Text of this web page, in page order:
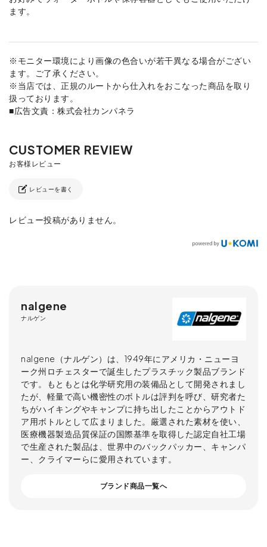
ます。
※モニター環境により画像の色合いが若干異なる場合がござい
ます。ご了承ください。
※当店では、正規のルートから仕入れをおこなった商品を取り
扱っております。
■広告文責：株式会社カンパネラ
レビューを書く
レビュー投稿がありません。
nalgene
ナルゲン
nalgene（ナルゲン）は、1949年にアメリカ・ニューヨ
ーク州ロチェスターで誕生したプラスチック製品ブランド
です。もともとは化学研究用の装備品として開発されまし
たが、軽量で高い機密性のボトルは評判を呼び、研究者た
ちがハイキングやキャンプに持ち出したことからアウトド
ア用ボトルとして広まりました。厳選された素材を使い、
医療機器製造品質保証の国際基準を取得した認定自社工場
で生産された製品は、世界中のバックパッカー、キャンパ
ー、クライマーらに愛用されています。
ブランド商品一覧へ